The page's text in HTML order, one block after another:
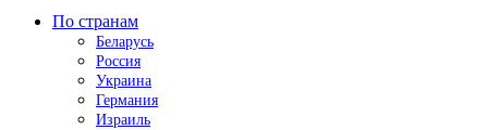
По странам
Беларусь
Россия
Украина
Германия
Израиль